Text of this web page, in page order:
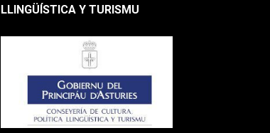
LLINGÜÍSTICA Y TURISMU